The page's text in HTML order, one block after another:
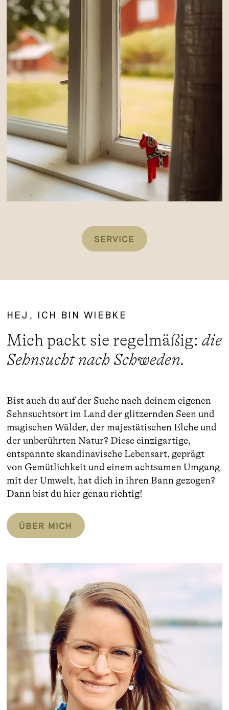
SERVICE
HEJ, ICH BIN WIEBKE
Mich packt sie regelmäßig:die
Sehnsucht nach Schweden.
Bist auch du auf der Suche nach deinem eigenen
Sehnsuchtsort im Land der glitzernden Seen und
magischen Wälder, der majestätischen Elche und
der unberührten Natur? Diese einzigartige,
entspannte skandinavische Lebensart, geprägt
von Gemütlichkeit und einem achtsamen Umgang
mit der Umwelt, hat dich in ihren Bann gezogen?
Dann bist du hier genau richtig!
ÜBER MICH